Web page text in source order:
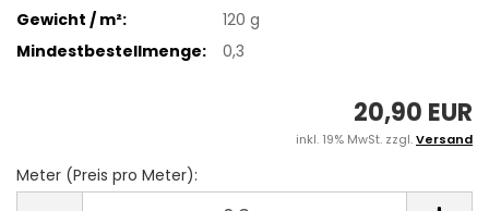
Gewicht / m²:
120 g
Mindestbestellmenge:
0,3
20,90 EUR
inkl. 19% MwSt. zzgl.Versand
Meter (Preis pro Meter):